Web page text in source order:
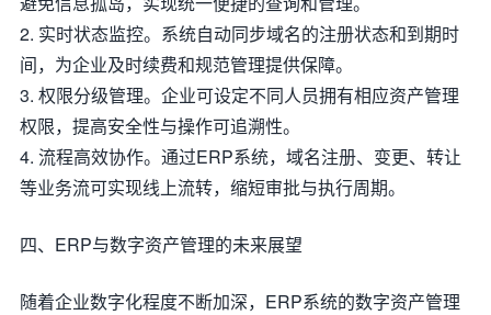
2. 实时状态监控。系统自动同步域名的注册状态和到期时
间，为企业及时续费和规范管理提供保障。
3. 权限分级管理。企业可设定不同人员拥有相应资产管理
权限，提高安全性与操作可追溯性。
4. 流程高效协作。通过ERP系统，域名注册、变更、转让
等业务流可实现线上流转，缩短审批与执行周期。
四、ERP与数字资产管理的未来展望
随着企业数字化程度不断加深，ERP系统的数字资产管理